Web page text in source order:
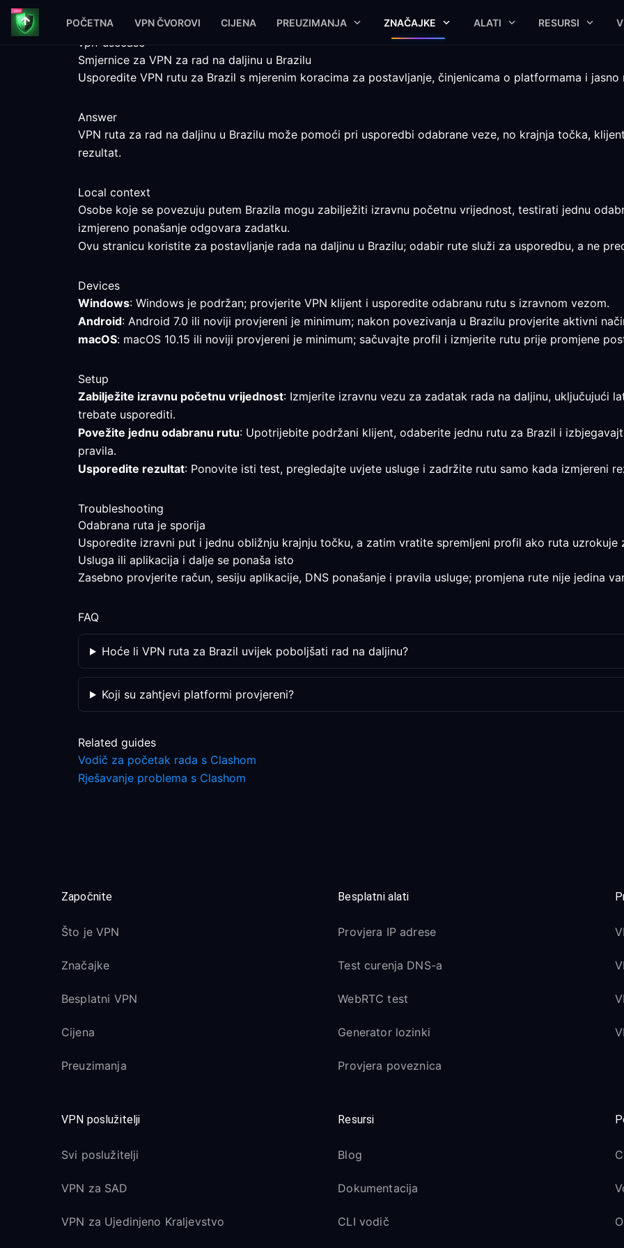
POČETNA VPN ČVOROVI CIJENA PREUZIMANJA ZNAČAJKE ALATI RESURSI
vpn-usecase
Smjernice za VPN za rad na daljinu u Brazilu
Usporedite VPN rutu za Brazil s mjerenim koracima za postavljanje, činjenicama o platformama i jasno
Answer
VPN ruta za rad na daljinu u Brazilu može pomoći pri usporedbi odabrane veze, no krajnja točka,
rezultat.
Local context
Osobe koje se povezuju putem Brazila mogu zabilježiti izravnu početnu vrijednost, testirati jednu
izmjereno ponašanje odgovara zadatku.
Ovu stranicu koristite za postavljanje rada na daljinu u Brazilu; odabir rute služi za usporedbu, a ne
Devices
Windows: Windows je podržan; provjerite VPN klijent i usporedite odabranu rutu s izravnom vezom.
Android: Android 7.0 ili noviji provjereni je minimum; nakon povezivanja u Brazilu provjerite aktivni
macOS: macOS 10.15 ili noviji provjereni je minimum; sačuvajte profil i izmjerite rutu prije promjene
Setup
Zabilježite izravnu početnu vrijednost: Izmjerite izravnu vezu za zadatak rada na daljinu, uključujući
trebate usporediti.
Povežite jednu odabranu rutu: Upotrijebite podržani klijent, odaberite jednu rutu za Brazil i
pravila.
Usporedite rezultat: Ponovite isti test, pregledajte uvjete usluge i zadržite rutu samo kada izmjereni
Troubleshooting
Odabrana ruta je sporija
Usporedite izravni put i jednu obližnju krajnju točku, a zatim vratite spremljeni profil ako ruta uzrokuje
Usluga ili aplikacija i dalje se ponaša isto
Zasebno provjerite račun, sesiju aplikacije, DNS ponašanje i pravila usluge; promjena rute nije jedina
FAQ
Hoće li VPN ruta za Brazil uvijek poboljšati rad na daljinu?
Koji su zahtjevi platformi provjereni?
Related guides
Vodič za početak rada s Clashom
Rješavanje problema s Clashom
Započnite
Što je VPN
Značajke
Besplatni VPN
Cijena
Preuzimanja
Besplatni alati
Provjera IP adrese
Test curenja DNS-a
WebRTC test
Generator lozinki
Provjera poveznica
VPN poslužitelji
Svi poslužitelji
VPN za SAD
VPN za Ujedinjeno Kraljevstvo
Resursi
Blog
Dokumentacija
CLI vodič